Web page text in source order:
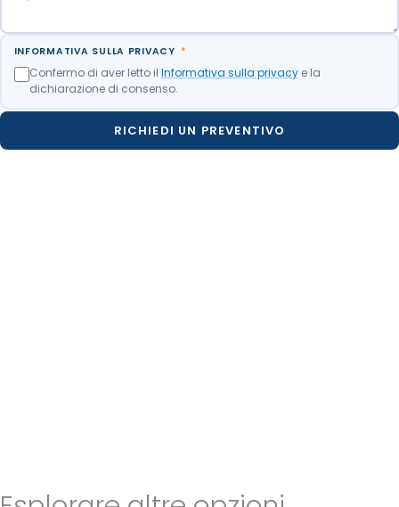
INFORMATIVA SULLA PRIVACY *
Confermo di aver letto il Informativa sulla privacye la
dichiarazione di consenso.
RICHIEDI UN PREVENTIVO